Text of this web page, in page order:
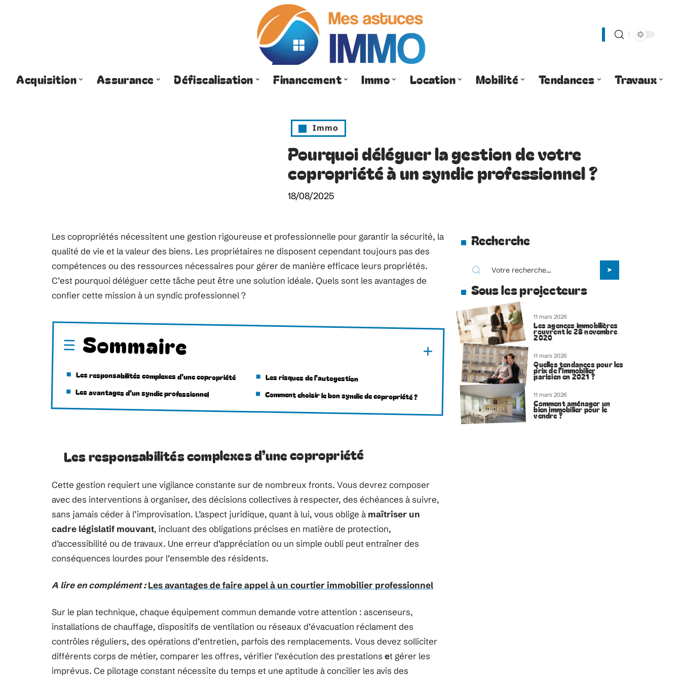
Acquisition Assurance Défiscalisation Financement Immo Location Mobilité Tendances Travaux
Immo
Pourquoi déléguer la gestion de votre
copropriété à un syndic professionnel ?
18/08/2025
Les copropriétés nécessitent une gestion rigoureuse et professionnelle pour garantir la sécurité, la
qualité de vie et la valeur des biens. Les propriétaires ne disposent cependant toujours pas des
compétences ou des ressources nécessaires pour gérer de manière efficace leurs propriétés.
C’est pourquoi déléguer cette tâche peut être une solution idéale. Quels sont les avantages de
confier cette mission à un syndic professionnel ?
Sommaire
Les responsabilités complexes d’une copropriété
Les avantages d’un syndic professionnel
Les risques de l’autogestion
Comment choisir le bon syndic de copropriété ?
Les responsabilités complexes d’une copropriété
Cette gestion requiert une vigilance constante sur de nombreux fronts. Vous devrez composer
avec des interventions à organiser, des décisions collectives à respecter, des échéances à suivre,
sans jamais céder à l’improvisation. L’aspect juridique, quant à lui, vous oblige à maîtriser un
cadre législatif mouvant, incluant des obligations précises en matière de protection,
d’accessibilité ou de travaux. Une erreur d’appréciation ou un simple oubli peut entraîner des
conséquences lourdes pour l’ensemble des résidents.
A lire en complément : Les avantages de faire appel à un courtier immobilier professionnel
Sur le plan technique, chaque équipement commun demande votre attention : ascenseurs,
installations de chauffage, dispositifs de ventilation ou réseaux d’évacuation réclament des
contrôles réguliers, des opérations d’entretien, parfois des remplacements. Vous devez solliciter
différents corps de métier, comparer les offres, vérifier l’exécution des prestations et gérer les
imprévus. Ce pilotage constant nécessite du temps et une aptitude à concilier les avis des
Recherche
Sous les projecteurs
11 mars 2026
Les agences immobilières
rouvrent le 28 novembre
2020
11 mars 2026
Quelles tendances pour les
prix de l’immobilier
parisien en 2021 ?
11 mars 2026
Comment aménager un
bien immobilier pour le
vendre ?